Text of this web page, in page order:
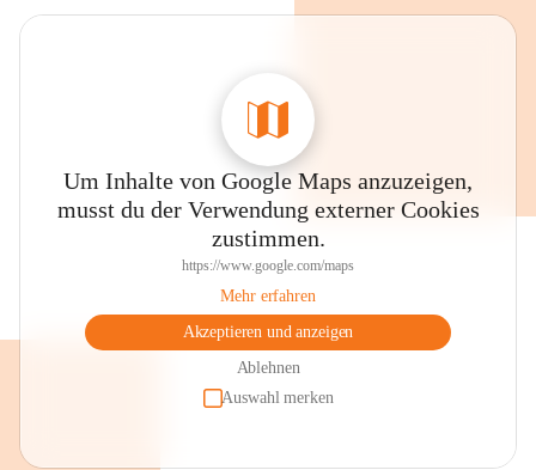
Um Inhalte von Google Maps anzuzeigen,
musst du der Verwendung externer Cookies
zustimmen.
https://www.google.com/maps
Mehr erfahren
Akzeptieren und anzeigen
Ablehnen
Auswahl merken